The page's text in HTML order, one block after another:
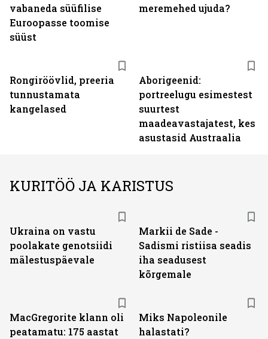
vabaneda süüfilise
Euroopasse toomise
süüst
meremehed ujuda?
Rongiröövlid, preeria
tunnustamata
kangelased
Aborigeenid:
portreelugu esimestest
suurtest
maadeavastajatest, kes
asustasid Austraalia
KURITÖÖ JA KARISTUS
Ukraina on vastu
poolakate genotsiidi
mälestuspäevale
Markii de Sade -
Sadismi ristiisa seadis
iha seadusest
kõrgemale
MacGregorite klann oli
peatamatu: 175 aastat
Miks Napoleonile
halastati?